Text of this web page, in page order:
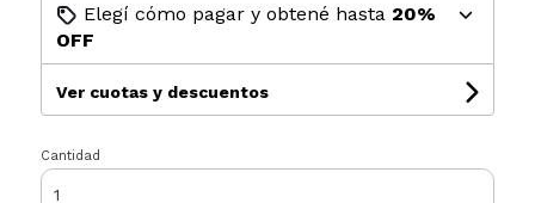
Elegí cómo pagar y obtené hasta 20%
OFF
Ver cuotas y descuentos
Cantidad